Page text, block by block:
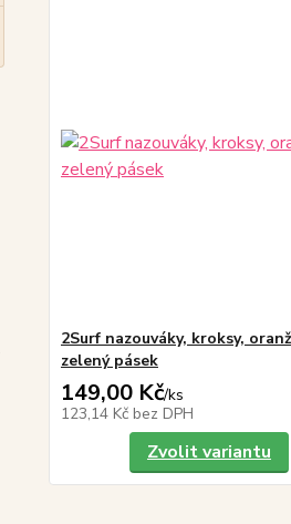
2Surf nazouváky, kroksy,
zelený pásek
149,00 Kč/ks
123,14 Kč bez DPH
Zvolit variantu